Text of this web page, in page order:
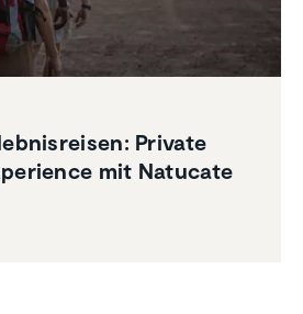
Private
mit Natucate